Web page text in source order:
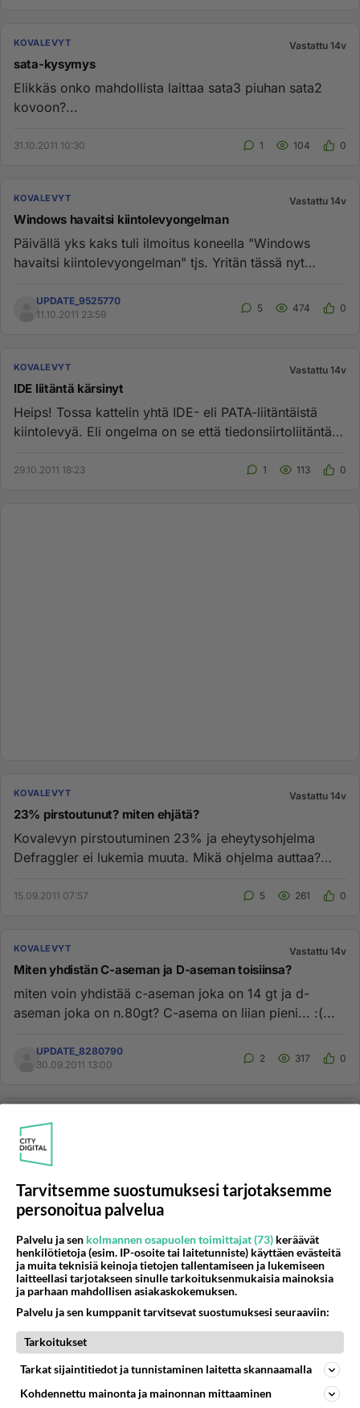
KOVALEVYT Vastattu 14v
sata-kysymys
Elikkäs onko mahdollista laittaa sata3 piuhan sata2
kovoon?...
31.10.2011 10:30 1 104 0
KOVALEVYT Vastattu 14v
Windows havaitsi kiintolevyongelman
Päivällä yks kaks tuli ilmoitus koneella "Windows
havaitsi kiintolevyongelman" tjs. Yritän tässä nyt
UPDATE_9525770
11.10.2011 23:59
5 474 0
KOVALEVYT Vastattu 14v
IDE liitäntä kärsinyt
Heips! Tossa kattelin yhtä IDE- eli PATA-liitäntäistä
kiintolevyä. Eli ongelma on se että tiedonsiirtoliitäntä
29.10.2011 18:23 1 113 0
KOVALEVYT Vastattu 14v
23% pirstoutunut? miten ehjätä?
Kovalevyn pirstoutuminen 23% ja eheytysohjelma
Defraggler ei lukemia muuta. Mikä ohjelma auttaa?
15.09.2011 07:57 5 261 0
KOVALEVYT Vastattu 14v
Miten yhdistän C-aseman ja D-aseman toisiinsa?
miten voin yhdistää c-aseman joka on 14 gt ja d-
aseman joka on n.80gt? C-asema on liian pieni... :(...
UPDATE_8280790
30.09.2011 13:00
2 317 0
Ulkoisen kiintolevyn nimitys?
Onko noille ulkoisille kovalevyille jokin korppua,
lerppua ja tikkua vastaava nimitys
propellipääjargonissa tai yleisemm...
30.09.2011 15:50
KOVALEVYT Vastattu 14v
Buffalo Linkstation LS-XHL temppuilee?
Joo, siis joku aika sitten hankittu. Aluksi kaikki toimi,
kuten pitikin, mutta nyt on tuo värkki alkanut itsekseen
muute...
27.10.2010 15:48 2 340
Tarvitsemme suostumuksesi tarjotaksemme
personoitua palvelua
Palvelu ja sen kolmannen osapuolen toimittajat (73) keräävät
henkilötietoja (esim. IP-osoite tai laitetunniste) käyttäen evästeitä
ja muita teknisiä keinoja tietojen tallentamiseen ja lukemiseen
laitteellasi tarjotakseen sinulle tarkoituksenmukaisia mainoksia
ja parhaan mahdollisen asiakaskokemuksen.
Palvelu ja sen kumppanit tarvitsevat suostumuksesi seuraaviin:
Tarkoitukset
Tarkat sijaintitiedot ja tunnistaminen laitetta skannaamalla
Kohdennettu mainonta ja mainonnan mittaaminen